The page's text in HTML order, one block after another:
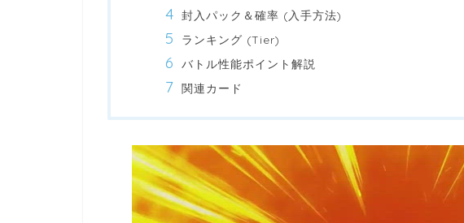
封入パック＆確率 (入手方法)
ランキング (Tier)
バトル性能ポイント解説
関連カード